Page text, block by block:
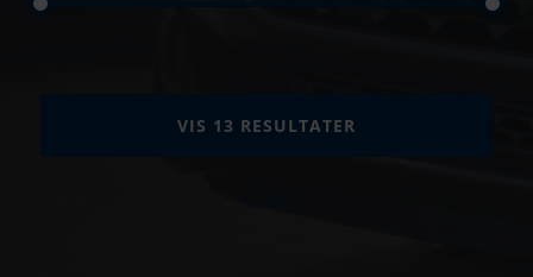
VIS 13 RESULTATER